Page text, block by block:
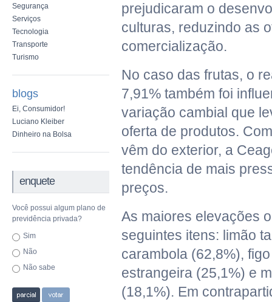
Segurança
Serviços
Tecnologia
Transporte
Turismo
blogs
Ei, Consumidor!
Luciano Kleiber
Dinheiro na Bolsa
enquete
Você possui algum plano de
previdência privada?
Sim
Não
Não sabe
prejudicaram o
culturas, reduzindo as
comercialização.
No caso das frutas, o
7,91% também foi
variação cambial que
oferta de produtos.
vêm do exterior, a
tendência de mais
preços.
As maiores elevações
seguintes itens: limão
carambola (62,8%),
estrangeira (25,1%) e
(18,1%). Em